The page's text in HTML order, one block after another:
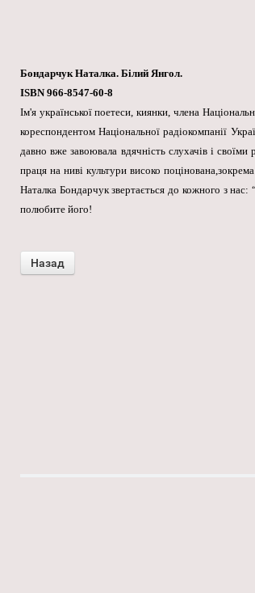
Бондарчук Наталка. Білий Янгол.
ISBN 966-8547-60-8
Ім'я української поетеси, киянки, члена
кореспондентом Національної радіокомпанії
давно вже завоювала вдячність слухачів і
праця на ниві культури високо
Наталка Бондарчук звертається до кожного з
полюбите його!